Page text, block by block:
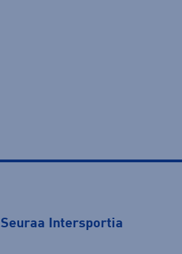
Seuraa Intersportia